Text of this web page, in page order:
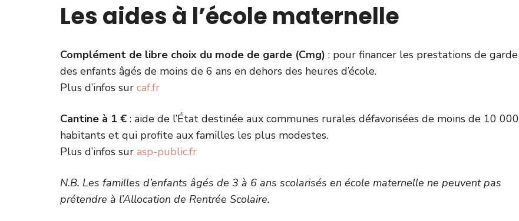
Les aides à l’école maternelle
Complément de libre choix du mode de garde (Cmg) : pour financer les prestations de garde
des enfants âgés de moins de 6 ans en dehors des heures d’école.
Plus d’infos sur caf.fr
Cantine à 1 € : aide de l’État destinée aux communes rurales défavorisées de moins de 10 000
habitants et qui profite aux familles les plus modestes.
Plus d’infos sur asp-public.fr
N.B. Les familles d’enfants âgés de 3 à 6 ans scolarisés en école maternelle ne peuvent pas
prétendre à l’Allocation de Rentrée Scolaire.